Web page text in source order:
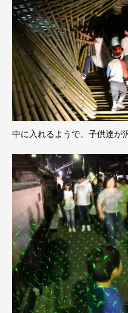
中に入れるようで、子供達が